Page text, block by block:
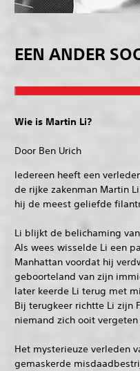
EEN ANDER
Wie is Martin Li?
Door Ben Urich
Iedereen heeft een
de rijke zakenman Martin
hij de meest geliefde
Li blijkt de belichaming
Als wees wisselde Li een
Manhattan voordat hij
geboorteland van zijn
later keerde Li terug met
Bij terugkeer richtte Li zijn
niemand zich ooit
Het mysterieuze verleden
gemaskerde